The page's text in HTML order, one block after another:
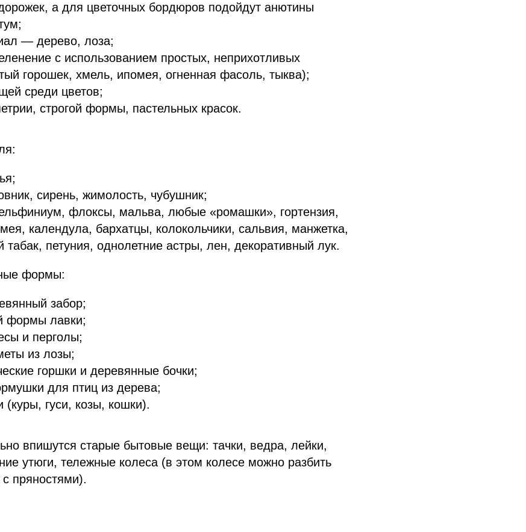
а для цветочных бордюров подойдут анютины
— дерево, лоза;
с использованием простых, неприхотливых
горошек, хмель, ипомея, огненная фасоль, тыква);
среди цветов;
строгой формы, пастельных красок.
сирень, жимолость, чубушник;
флоксы, мальва, любые «ромашки», гортензия,
календула, бархатцы, колокольчики, сальвия, манжетка,
табак, петуния, однолетние астры, лен, декоративный лук.
формы:
забор;
формы лавки;
и перголы;
из лозы;
горшки и деревянные бочки;
для птиц из дерева;
(куры, гуси, козы, кошки).
впишутся старые бытовые вещи: тачки, ведра, лейки,
утюги, тележные колеса (в этом колесе можно разбить
с пряностями).